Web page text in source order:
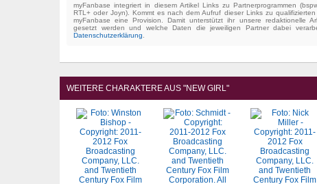
myFanbase integriert in diesem Artikel Links zu Partnerprogrammen
RTL+ oder Joyn). Kommt es nach dem Aufruf dieser Links zu
myFanbase eine Provision. Damit unterstützt ihr unsere redaktionelle
gesetzt werden und welche Daten die jeweiligen Partner dabei
Datenschutzerklärung
WEITERE CHARAKTERE AUS "NEW GIRL"